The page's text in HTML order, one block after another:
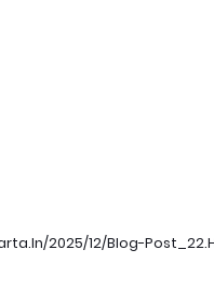
2025/12/blog-